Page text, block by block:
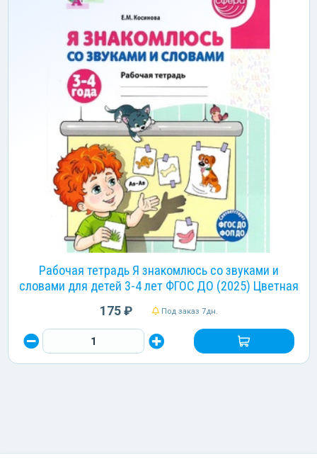
Рабочая тетрадь Я знакомлюсь со звуками и
словами для детей 3-4 лет ФГОС ДО (2025) Цветная
175 ₽ Под заказ 7дн.